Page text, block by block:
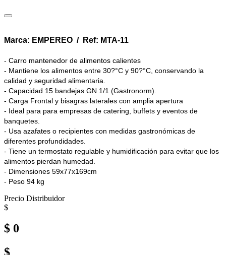
Marca: EMPEREO / Ref: MTA-11
- Carro mantenedor de alimentos calientes
- Mantiene los alimentos entre 30?°C y 90?°C, conservando la
calidad y seguridad alimentaria.
- Capacidad 15 bandejas GN 1/1 (Gastronorm).
- Carga Frontal y bisagras laterales con amplia apertura
- Ideal para para empresas de catering, buffets y eventos de
banquetes.
- Usa azafates o recipientes con medidas gastronómicas de
diferentes profundidades.
- Tiene un termostato regulable y humidificación para evitar que los
alimentos pierdan humedad.
- Dimensiones 59x77x169cm
- Peso 94 kg
Precio Distribuidor
$
$ 0
$